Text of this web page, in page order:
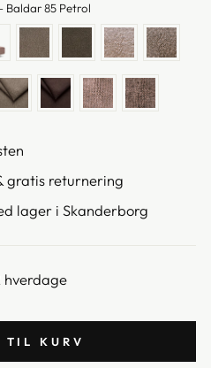
Baldar 85 Petrol
gratis returnering
lager i Skanderborg
hverdage
KURV